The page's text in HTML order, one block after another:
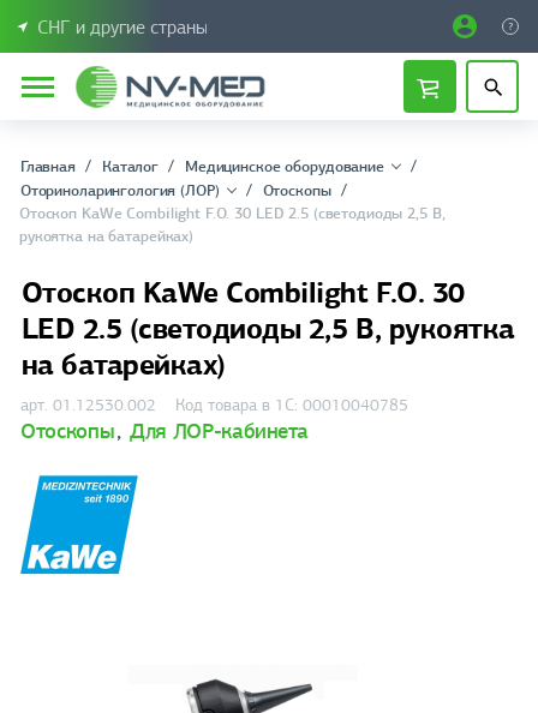
СНГ и другие страны
Главная Каталог
Медицинское оборудование
Оториноларингология (ЛОР)
Отоскопы
Отоскоп KaWe Combilight F.O. 30 LED 2.5 (светодиоды 2,5 В,
рукоятка на батарейках)
Отоскоп KaWe Combilight F.O. 30
LED 2.5 (светодиоды 2,5 В, рукоятка
на батарейках)
арт. 01.12530.002 Код товара в 1С: 00010040785
Отоскопы, Для ЛОР-кабинета